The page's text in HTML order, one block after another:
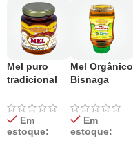
Mel puro
tradicional
300g
Em
estoque:
Mel Orgânico
Bisnaga
Em
estoque: